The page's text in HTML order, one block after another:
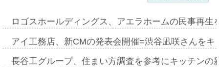
ロゴスホールディングス、アエラホームの民事再
アイ工務店、新CMの発表会開催=渋谷凪咲さんを
長谷工グループ、住まい方調査を参考にキッチン